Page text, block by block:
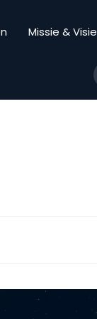
Missie & Visie